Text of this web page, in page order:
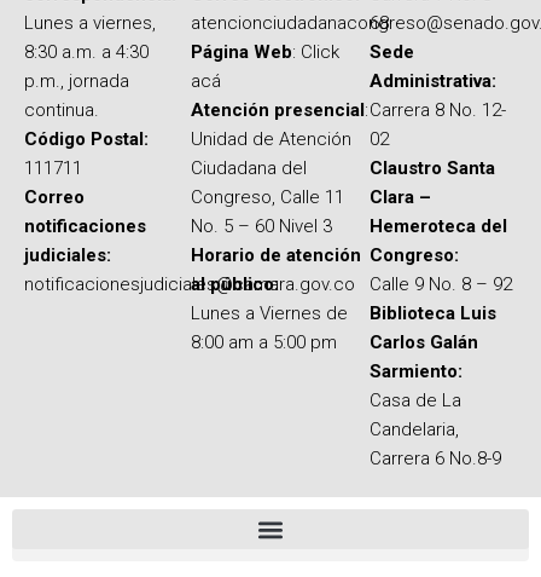
Lunes a viernes,
8:30 a.m. a 4:30
p.m., jornada
continua.
Código Postal:
111711
Correo
notificaciones
judiciales:
notificacionesjudiciales@camara.gov.co
Página Web: Click
acá
Atención presencial:
Unidad de Atención
Ciudadana del
Congreso, Calle 11
No. 5 – 60 Nivel 3
Horario de atención
al público:
Lunes a Viernes de
8:00 am a 5:00 pm
68
Sede
Administrativa:
Carrera 8 No. 12-
02
Claustro Santa
Clara –
Hemeroteca del
Congreso:
Calle 9 No. 8 – 92
Biblioteca Luis
Carlos Galán
Sarmiento:
Casa de La
Candelaria,
Carrera 6 No.8-9